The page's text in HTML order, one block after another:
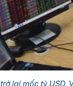
lại mốc tỷ USD,